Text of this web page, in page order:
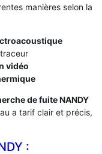
manières selon la
vidéo
de fuite NANDY
a tarif clair et précis,
: